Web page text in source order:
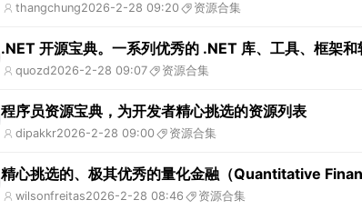
thangchung2026-2-28 09:20 资源合集
.NET 开源宝典。一系列优秀的 .NET 库、工具、框架和
quozd2026-2-28 09:07 资源合集
程序员资源宝典，为开发者精心挑选的资源列表
dipakkr2026-2-28 09:00 资源合集
精心挑选的、极其优秀的量化金融（Quantitative
wilsonfreitas2026-2-28 08:46 资源合集